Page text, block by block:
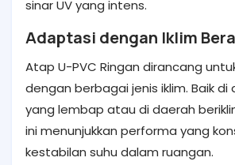
sinar UV yang intens.
Adaptasi dengan Iklim
Atap U-PVC Ringan dirancang
dengan berbagai jenis iklim. Baik di
yang lembap atau di daerah
ini menunjukkan performa yang
kestabilan suhu dalam ruangan.